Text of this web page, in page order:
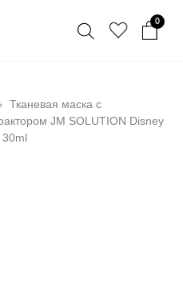
Тканевая маска с
JM SOLUTION Disney